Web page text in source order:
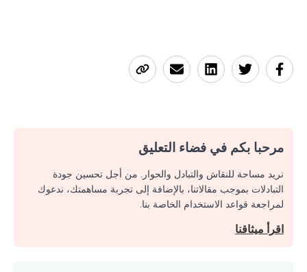
مرحبا بكم في فضاء التعليق
نريد مساحة للنقاش والتبادل والحوار. من أجل تحسين جودة
التبادلات بموجب مقالاتنا، بالإضافة إلى تجربة مساهمتك، ندعوك
لمراجعة قواعد الاستخدام الخاصة بنا.
اقرأ ميثاقنا